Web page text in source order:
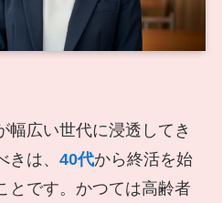
幅広い世代に浸透してき
は、 40代から終活を始
とです。かつては高齢者